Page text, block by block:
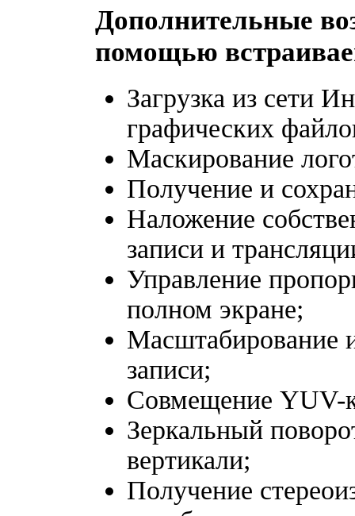
Дополнительные
помощью
Загрузка из сети
графических
Маскирование
Получение и
Наложение
записи и
Управление
полном экране;
Масштабирование
записи;
Совмещение YUV-
Зеркальный
вертикали;
Получение